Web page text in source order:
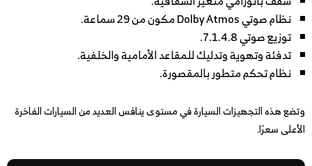
نظام صوتي Dolby Atmos مكون من 29 سماعة.
توزيع صوتي 7.1.4.8.
تدفئة وتهوية وتدليك للمقاعد الأمامية والخلفية.
نظام تحكم متطور بالمقصورة.
وتضع هذه التجهيزات السيارة في مستوى ينافس العديد من السيارات الفاخرة
الأعلى سعرًا.